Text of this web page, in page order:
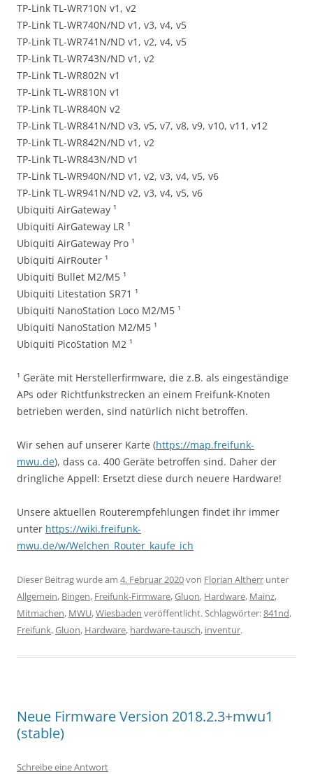
TP-Link TL-WR710N v1, v2
TP-Link TL-WR740N/ND v1, v3, v4, v5
TP-Link TL-WR741N/ND v1, v2, v4, v5
TP-Link TL-WR743N/ND v1, v2
TP-Link TL-WR802N v1
TP-Link TL-WR810N v1
TP-Link TL-WR840N v2
TP-Link TL-WR841N/ND v3, v5, v7, v8, v9, v10, v11, v12
TP-Link TL-WR842N/ND v1, v2
TP-Link TL-WR843N/ND v1
TP-Link TL-WR940N/ND v1, v2, v3, v4, v5, v6
TP-Link TL-WR941N/ND v2, v3, v4, v5, v6
Ubiquiti AirGateway ¹
Ubiquiti AirGateway LR ¹
Ubiquiti AirGateway Pro ¹
Ubiquiti AirRouter ¹
Ubiquiti Bullet M2/M5 ¹
Ubiquiti Litestation SR71 ¹
Ubiquiti NanoStation Loco M2/M5 ¹
Ubiquiti NanoStation M2/M5 ¹
Ubiquiti PicoStation M2 ¹
¹ Geräte mit Herstellerfirmware, die z.B. als eingeständige
APs oder Richtfunkstrecken an einem Freifunk-Knoten
betrieben werden, sind natürlich nicht betroffen.
Wir sehen auf unserer Karte (https://map.freifunk-
mwu.de), dass ca. 400 Geräte betroffen sind. Daher der
dringliche Appell: Ersetzt diese durch neuere Hardware!
Unsere aktuellen Routerempfehlungen findet ihr immer
unter https://wiki.freifunk-
mwu.de/w/Welchen_Router_kaufe_ich
Dieser Beitrag wurde am 4. Februar 2020von Florian Altherr unter
Allgemein, Bingen, Freifunk-Firmware,Gluon, Hardware, Mainz,
Mitmachen, MWU,Wiesbaden veröffentlicht. Schlagwörter:841nd,
Freifunk,Gluon, Hardware, hardware-tausch, inventur.
Neue Firmware Version 2018.2.3+mwu1
(stable)
Schreibe eine Antwort